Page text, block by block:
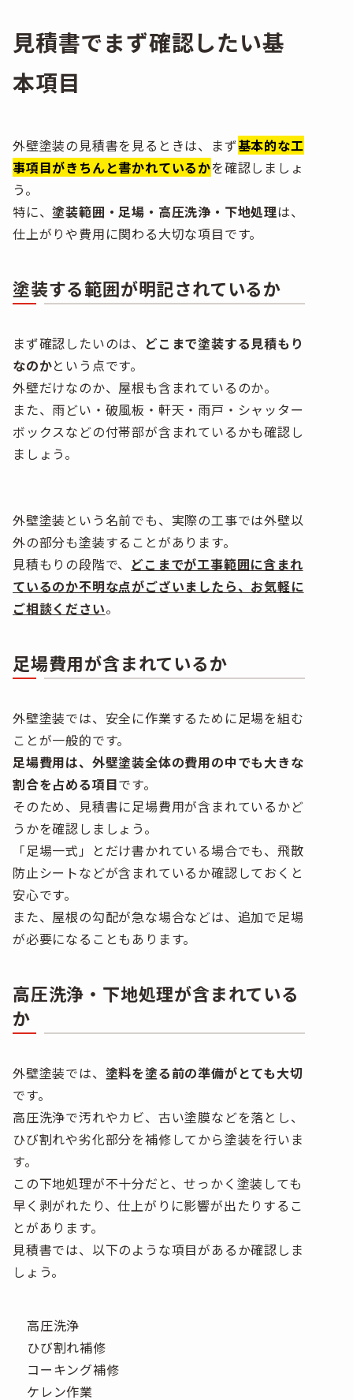
見積書でまず確認したい基
本項目
外壁塗装の見積書を見るときは、まず基本的な工
事項目がきちんと書かれているかを確認しましょ
う。
特に、塗装範囲・足場・高圧洗浄・下地処理は、
仕上がりや費用に関わる大切な項目です。
塗装する範囲が明記されているか
まず確認したいのは、 どこまで塗装する見積もり
なのかという点です。
外壁だけなのか、屋根も含まれているのか。
また、雨どい・破風板・軒天・雨戸・シャッター
ボックスなどの付帯部が含まれているかも確認し
ましょう。
外壁塗装という名前でも、実際の工事では外壁以
外の部分も塗装することがあります。
見積もりの段階で、 どこまでが工事範囲に含まれ
ているのか不明な点がございましたら、お気軽に
ご相談ください。
足場費用が含まれているか
外壁塗装では、安全に作業するために足場を組む
ことが一般的です。
足場費用は、外壁塗装全体の費用の中でも大きな
割合を占める項目です。
そのため、見積書に足場費用が含まれているかど
うかを確認しましょう。
「足場一式」とだけ書かれている場合でも、飛散
防止シートなどが含まれているか確認しておくと
安心です。
また、屋根の勾配が急な場合などは、追加で足場
が必要になることもあります。
高圧洗浄・下地処理が含まれている
か
外壁塗装では、 塗料を塗る前の準備がとても大切
です。
高圧洗浄で汚れやカビ、古い塗膜などを落とし、
ひび割れや劣化部分を補修してから塗装を行いま
す。
この下地処理が不十分だと、せっかく塗装しても
早く剥がれたり、仕上がりに影響が出たりするこ
とがあります。
見積書では、以下のような項目があるか確認しま
しょう。
高圧洗浄
ひび割れ補修
コーキング補修
ケレン作業